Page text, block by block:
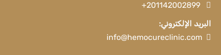
+201142002899
البريد الإلكتروني:
info@hemocureclinic.com